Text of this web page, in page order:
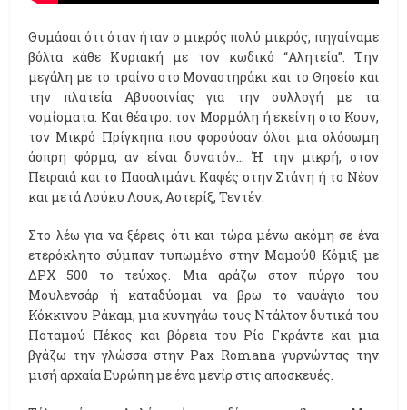
Θυμάσαι ότι όταν ήταν ο μικρός πολύ μικρός, πηγαίναμε
βόλτα κάθε Κυριακή με τον κωδικό “Αλητεία”. Την
μεγάλη με το τραίνο στο Μοναστηράκι και το Θησείο και
την πλατεία Αβυσσινίας για την συλλογή με τα
νομίσματα. Και θέατρο: τον Μορμόλη ή εκείνη στο Κουν,
τον Μικρό Πρίγκηπα που φορούσαν όλοι μια ολόσωμη
άσπρη φόρμα, αν είναι δυνατόν… Ή την μικρή, στον
Πειραιά και το Πασαλιμάνι. Καφές στην Στάνη ή το Νέον
και μετά Λούκυ Λουκ, Αστερίξ, Τεντέν.
Στο λέω για να ξέρεις ότι και τώρα μένω ακόμη σε ένα
ετερόκλητο σύμπαν τυπωμένο στην Μαμούθ Κόμιξ με
ΔΡΧ 500 το τεύχος. Μια αράζω στον πύργο του
Μουλενσάρ ή καταδύομαι να βρω το ναυάγιο του
Κόκκινου Ράκαμ, μια κυνηγάω τους Ντάλτον δυτικά του
Ποταμού Πέκος και βόρεια του Ρίο Γκράντε και μια
βγάζω την γλώσσα στην Pax Romana γυρνώντας την
μισή αρχαία Ευρώπη με ένα μενίρ στις αποσκευές.